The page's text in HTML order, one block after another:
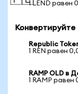
1 LEND равен
Republic
1 REN равен
RAMP OLD в
1 RAMP равен